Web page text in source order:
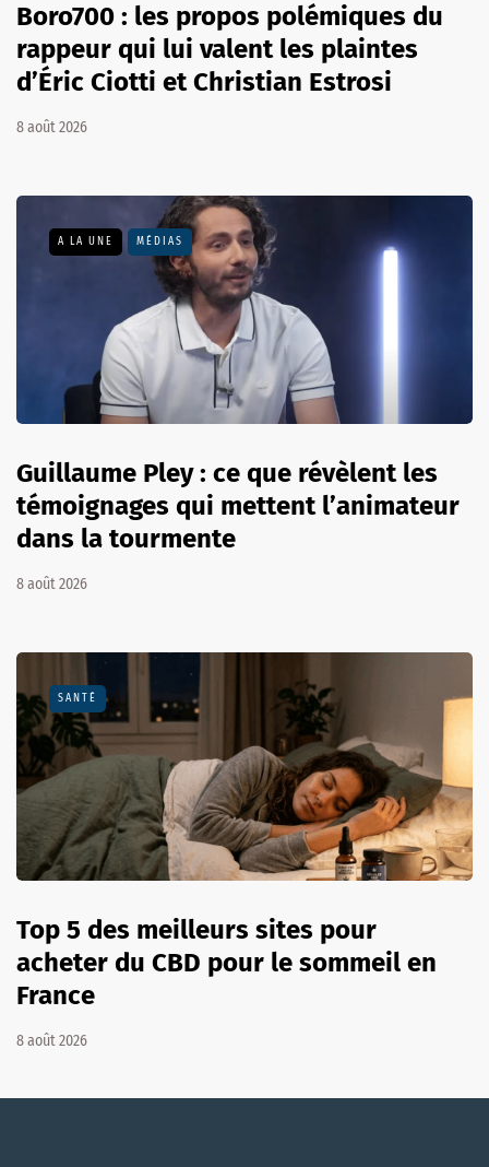
Boro700 : les propos polémiques du
rappeur qui lui valent les plaintes
d’Éric Ciotti et Christian Estrosi
8 août 2026
A LA UNE MÉDIAS
Guillaume Pley : ce que révèlent les
témoignages qui mettent l’animateur
dans la tourmente
8 août 2026
SANTÉ
Top 5 des meilleurs sites pour
acheter du CBD pour le sommeil en
France
8 août 2026